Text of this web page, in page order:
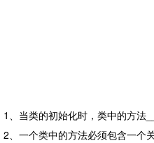
1、当类的初始化时，类中的方法
2、一个类中的方法必须包含一个